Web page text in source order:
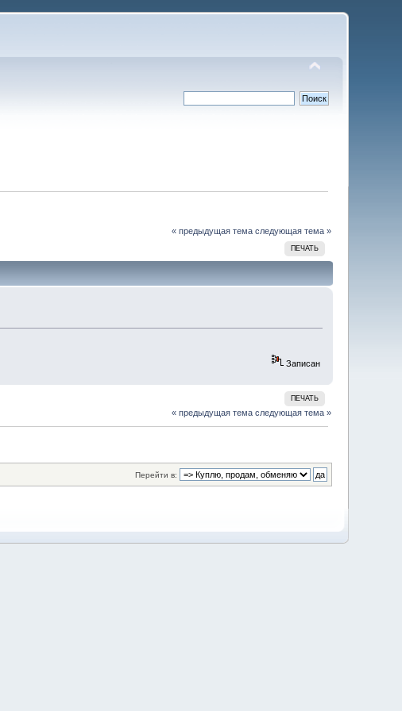
« предыдущая тема следующая тема »
ПЕЧАТЬ
Записан
ПЕЧАТЬ
« предыдущая тема следующая тема »
Перейти в: